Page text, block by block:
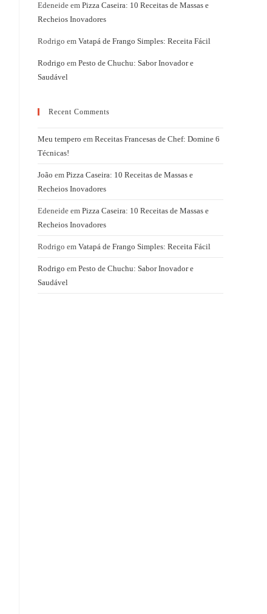
Edeneide em Pizza Caseira: 10 Receitas de Massas e
Recheios Inovadores
Rodrigo em Vatapá de Frango Simples: Receita Fácil
Rodrigo em Pesto de Chuchu: Sabor Inovador e
Saudável
Recent Comments
Meu tempero em Receitas Francesas de Chef: Domine 6
Técnicas!
João em Pizza Caseira: 10 Receitas de Massas e
Recheios Inovadores
Edeneide em Pizza Caseira: 10 Receitas de Massas e
Recheios Inovadores
Rodrigo em Vatapá de Frango Simples: Receita Fácil
Rodrigo em Pesto de Chuchu: Sabor Inovador e
Saudável